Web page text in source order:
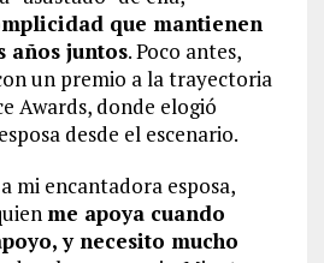
que mantienen
años juntos. Poco antes,
un premio a la trayectoria
Awards, donde elogió
desde el escenario.
mi encantadora esposa,
me apoya cuando
y necesito mucho